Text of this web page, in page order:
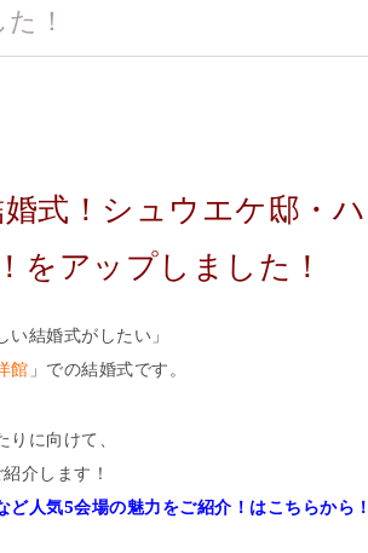
！
式！シュウエケ邸・
をアップしました！
結婚式がしたい」
館 」での結婚式です。
に向けて、
介します！
人気5会場の魅力をご紹介！はこちらから！